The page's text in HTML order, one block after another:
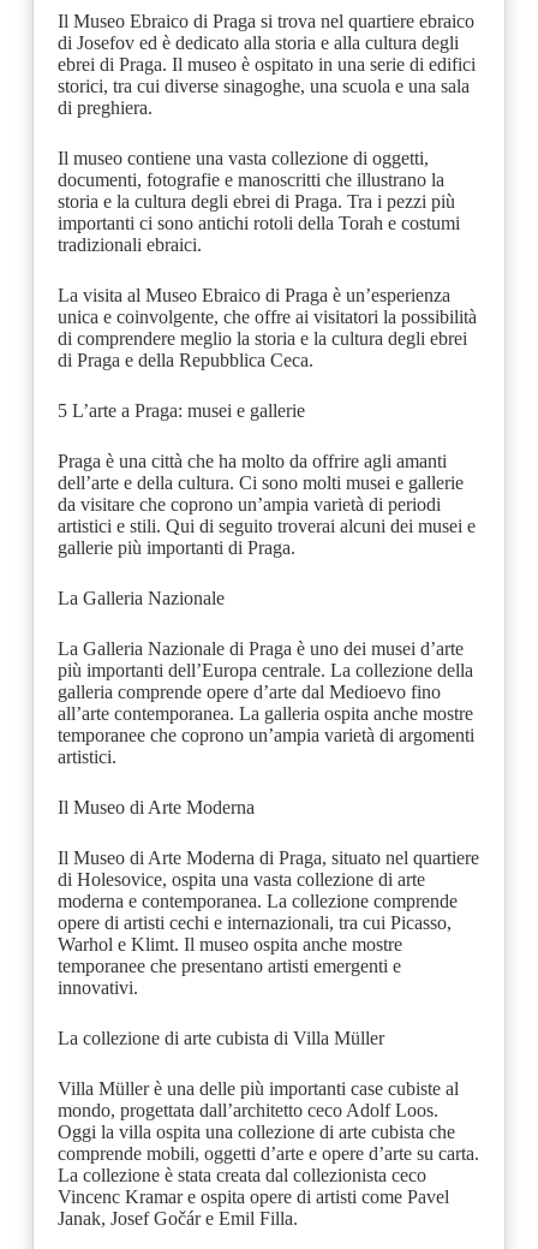
Il Museo Ebraico di Praga si trova nel quartiere ebraico
di Josefov ed è dedicato alla storia e alla cultura degli
ebrei di Praga. Il museo è ospitato in una serie di edifici
storici, tra cui diverse sinagoghe, una scuola e una sala
di preghiera.
Il museo contiene una vasta collezione di oggetti,
documenti, fotografie e manoscritti che illustrano la
storia e la cultura degli ebrei di Praga. Tra i pezzi più
importanti ci sono antichi rotoli della Torah e costumi
tradizionali ebraici.
La visita al Museo Ebraico di Praga è un’esperienza
unica e coinvolgente, che offre ai visitatori la possibilità
di comprendere meglio la storia e la cultura degli ebrei
di Praga e della Repubblica Ceca.
5 L’arte a Praga: musei e gallerie
Praga è una città che ha molto da offrire agli amanti
dell’arte e della cultura. Ci sono molti musei e gallerie
da visitare che coprono un’ampia varietà di periodi
artistici e stili. Qui di seguito troverai alcuni dei musei e
gallerie più importanti di Praga.
La Galleria Nazionale
La Galleria Nazionale di Praga è uno dei musei d’arte
più importanti dell’Europa centrale. La collezione della
galleria comprende opere d’arte dal Medioevo fino
all’arte contemporanea. La galleria ospita anche mostre
temporanee che coprono un’ampia varietà di argomenti
artistici.
Il Museo di Arte Moderna
Il Museo di Arte Moderna di Praga, situato nel quartiere
di Holesovice, ospita una vasta collezione di arte
moderna e contemporanea. La collezione comprende
opere di artisti cechi e internazionali, tra cui Picasso,
Warhol e Klimt. Il museo ospita anche mostre
temporanee che presentano artisti emergenti e
innovativi.
La collezione di arte cubista di Villa Müller
Villa Müller è una delle più importanti case cubiste al
mondo, progettata dall’architetto ceco Adolf Loos.
Oggi la villa ospita una collezione di arte cubista che
comprende mobili, oggetti d’arte e opere d’arte su carta.
La collezione è stata creata dal collezionista ceco
Vincenc Kramar e ospita opere di artisti come Pavel
Janak, Josef Gočár e Emil Filla.